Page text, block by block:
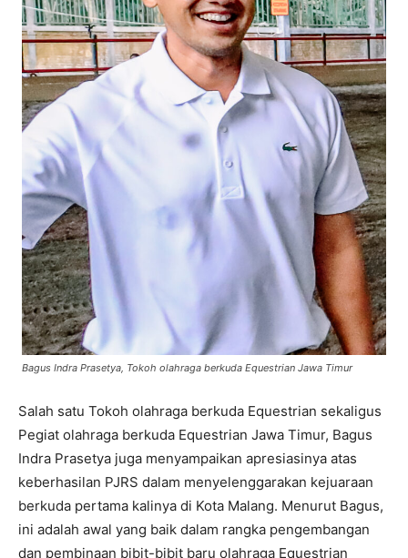
Bagus Indra Prasetya, Tokoh olahraga berkuda Equestrian Jawa Timur
Salah satu Tokoh olahraga berkuda Equestrian sekaligus
Pegiat olahraga berkuda Equestrian Jawa Timur, Bagus
Indra Prasetya juga menyampaikan apresiasinya atas
keberhasilan PJRS dalam menyelenggarakan kejuaraan
berkuda pertama kalinya di Kota Malang. Menurut Bagus,
ini adalah awal yang baik dalam rangka pengembangan
dan pembinaan bibit-bibit baru olahraga Equestrian